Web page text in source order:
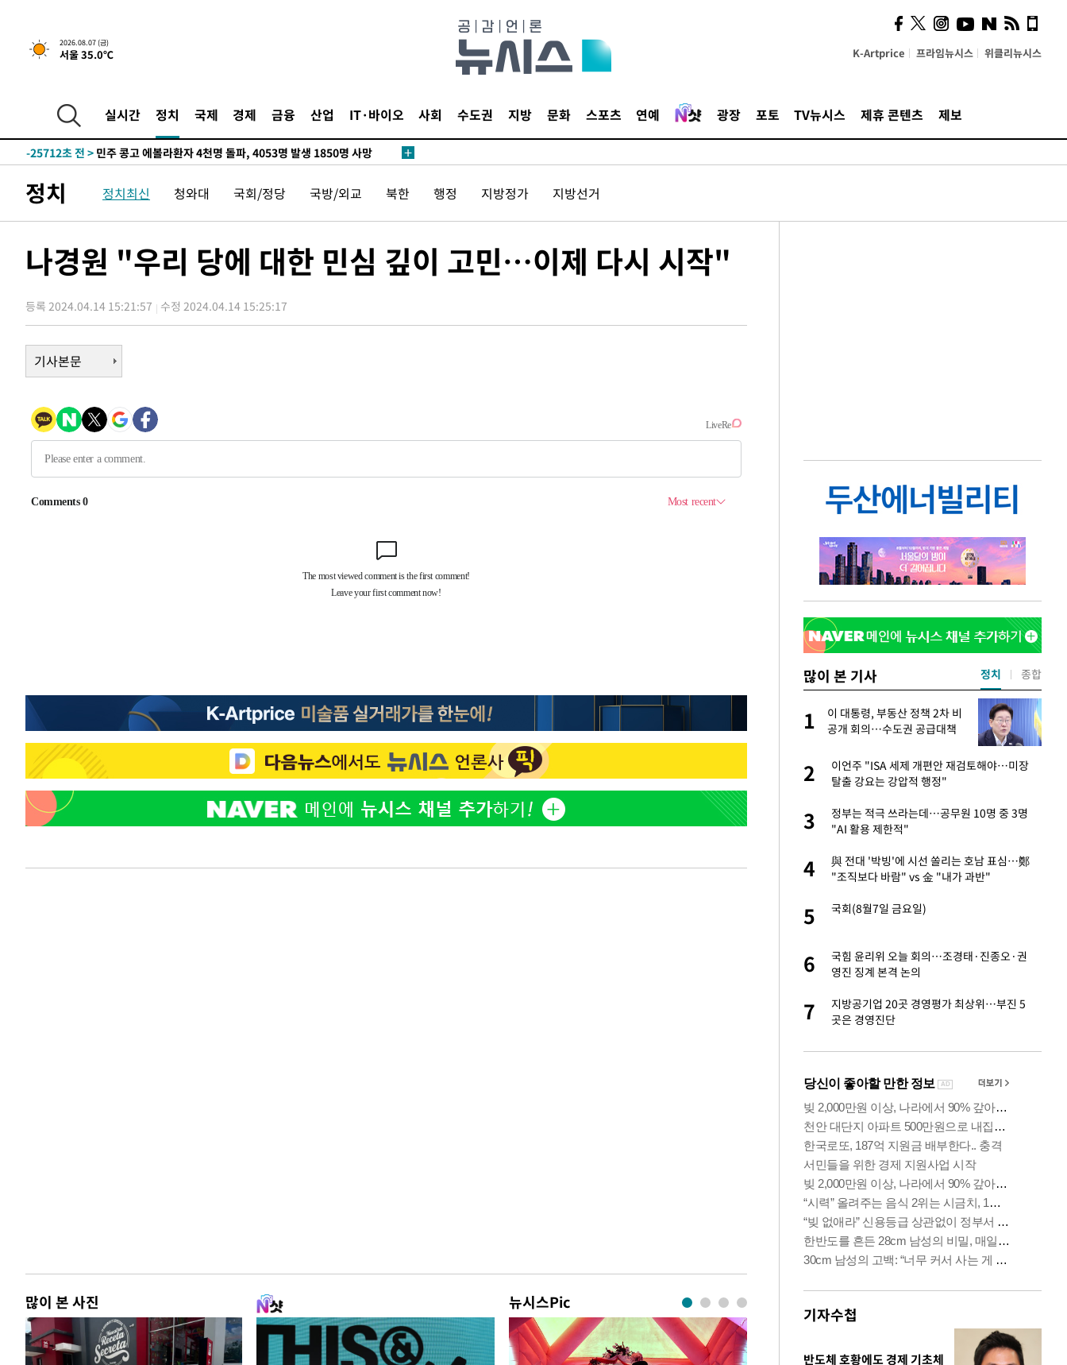
2026.08.07 (금)
서울 35.0℃ K-Artprice 프라임뉴시스 위클리뉴시스
실시간 정치 국제 경제 금융 산업 IT·바이오 사회 수도권 지방 문화 스포츠 연예 광장 포토 TV뉴시스 제휴 콘텐츠 제보
-8048초 전 >[속보] 뉴욕증시, 일제 하락 마감…나스닥 0.06%↓
25.3%↑
-29246초 전 >
[속보]'채상병 순직 책임' 임성근, 항소심도 징역 3년
-29112초 전 >
-25712초 전 > 민주 콩고 에볼라환자 4천명 돌파, 4053명 발생 1850명 사망
-24156초 전 >
"미 전국적 살모네라 식중독 원인은 멕시코산 할라피뇨"-- CDC
-22669초 전 >[속보]경찰·노동부, HL만도 평택사업장 끼임 사망 관련 압수수색
압수수색
-22305초 전 >[속보]원·달러 환율, 오전 9시 1423.8원
-22087초 전 >[속보]코스닥, 5.95포인트(0.74%) 상승한 807.62개장
-22055초 전 >[속보]코스피, 6300선 재탈환…1.09% 오른 6365.07 개장
-19220초 전 >
-18518초 전 >입추에도 극한더위…서울 낮 39도 '폭염중대경보'
례 큰 폭발음
-12197초 전 >[속보]美, 폴리실리콘 수입 규제…파생제품 15% 관세, 120일 후
발효
-10348초 전 >[속보]트럼프, 美 원정출산 금지 행정명령 서명
-8048초 전 >[속보] 뉴욕증시, 일제 하락 마감…나스닥 0.06%↓
25.3%↑
-29246초 전 >
[속보]'300억원대 사기 혐의' 차가원 대표 구속 송치
"미 전국적 살모네라 식중독 원인은 멕시코산 할라피뇨"-- CDC
-22087초 전 >
[속보]코스닥, 5.95포인트(0.74%) 상승한 807.62개장
-22055초 전 >[속보]코스피, 6300선 재탈환…1.09% 오른 6365.07 개장
-19220초 전 >
시리아 다마스쿠스 교외에서 미니버스 폭발.. 14명 부상, 3명은 중
태
-18518초 전 >입추에도 극한더위…서울 낮 39도 '폭염중대경보'
-13482초 전 >
이란, 호르무즈서 "적국 목표물들"과 대치로 남부 케슘섬에서 두차
례 큰 폭발음
-12197초 전 >
[속보]美, 폴리실리콘 수입 규제…파생제품 15% 관세, 120일 후
-8048초 전 >[속보] 뉴욕증시, 일제 하락 마감…나스닥 0.06%↓
정치 정치최신 청와대 국회/정당 국방/외교 북한 행정 지방정가 지방선거
나경원 "우리 당에 대한 민심 깊이 고민…이제 다시 시작"
등록 2024.04.14 15:21:57 수정 2024.04.14 15:25:17
기사본문
많이 본 사진 뉴시스Pic
많이 본 기사
방은희, 母 고독사에 오열 "이
틀 만에 발견"
2
서아, 기쁨조 검사 수치심 회상
3
김지수, '여행사 대표' 변신 근황 "가볼 만하
니…"
4
1
이 대통령, 부동산 정책 2차 비
공개 회의…수도권 공급대책
2
이언주 "ISA 세제 개편안 재검토해야…미장
탈출 강요는 강압적 행정"
3
정부는 적극 쓰라는데…공무원 10명 중 3명
"AI 활용 제한적"
4
與 전대 '박빙'에 시선 쏠리는 호남 표심…鄭
"조직보다 바람" vs 金 "내가 과반"
5 국회(8월7일 금요일)
6
국힘 윤리위 오늘 회의…조경태·진종오·권
영진 징계 본격 논의
7
지방공기업 20곳 경영평가 최상위…부진 5
곳은 경영진단
정치 종합
기자수첩
반도체 호황에도 경제 기초체